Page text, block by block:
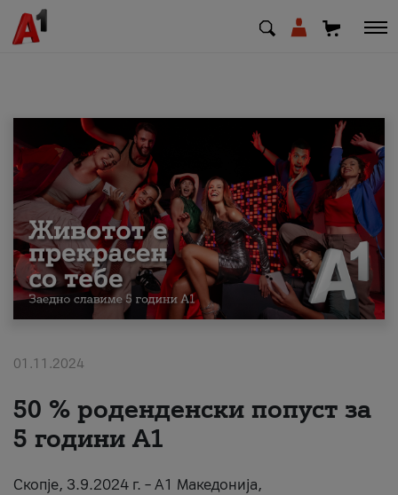
МК EN SQ
Приватни Деловни
Поддршка
Надополни кредит
За нас
01.11.2024
50 % роденденски попуст за
5 години А1
Скопје, 3.9.2024 г. – А1 Македонија,